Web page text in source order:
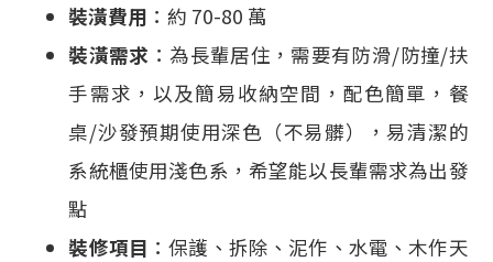
裝潢費用 ：約 70-80 萬
裝潢需求 ：為長輩居住，需要有防滑/防撞/扶
手需求，以及簡易收納空間，配色簡單，餐
桌/沙發預期使用深色（不易髒），易清潔的
系統櫃使用淺色系，希望能以長輩需求為出發
點
裝修項目 ：保護、拆除、泥作、水電、木作天